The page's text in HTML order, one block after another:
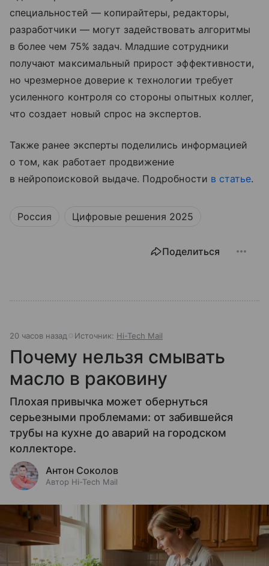
специальностей — копирайтеры, редакторы,
разработчики — могут задействовать алгоритмы
в более чем 75% задач. Младшие сотрудники
получают максимальный прирост эффективности,
но чрезмерное доверие к технологии требует
усиленного контроля со стороны опытных коллег,
что создает новый спрос на экспертов.​
Также ранее эксперты поделились информацией
о том, как работает продвижение
в нейропоисковой выдаче. Подробности в статье.
Россия Цифровые решения 2025
Поделиться
20 часов назад Источник: Hi-Tech Mail
Почему нельзя смывать
масло в раковину
Плохая привычка может обернуться
серьезными проблемами: от забившейся
трубы на кухне до аварий на городском
коллекторе.
Антон Соколов
Автор Hi-Tech Mail